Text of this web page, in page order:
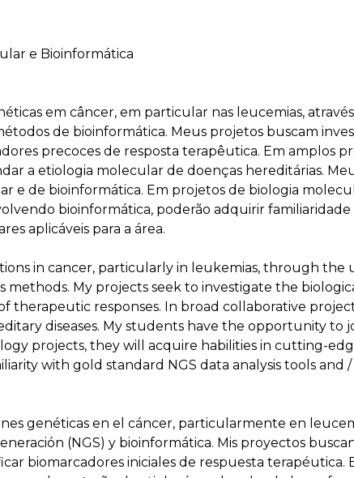
e Bioinformática
em câncer, em particular nas leucemias,
de bioinformática. Meus projetos buscam
precoces de resposta terapêutica. Em amplos
a etiologia molecular de doenças hereditárias.
e de bioinformática. Em projetos de biologia
bioinformática, poderão adquirir
aplicáveis para a área.
in cancer, particularly in leukemias, through the
My projects seek to investigate the
therapeutic responses. In broad collaborative
diseases. My students have the opportunity to
projects, they will acquire habilities in cutting-
with gold standard NGS data analysis tools and
genéticas en el cáncer, particularmente en
(NGS) y bioinformática. Mis proyectos
biomarcadores iniciales de respuesta terapéutica.